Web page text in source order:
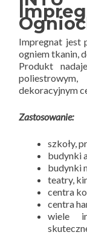
Impregnat jest
ogniem tkanin,
Produkt
dekoracyjnym
Zastosowanie:
szkoły,
budynki
budynki
teatry,
centra
centra
wiele